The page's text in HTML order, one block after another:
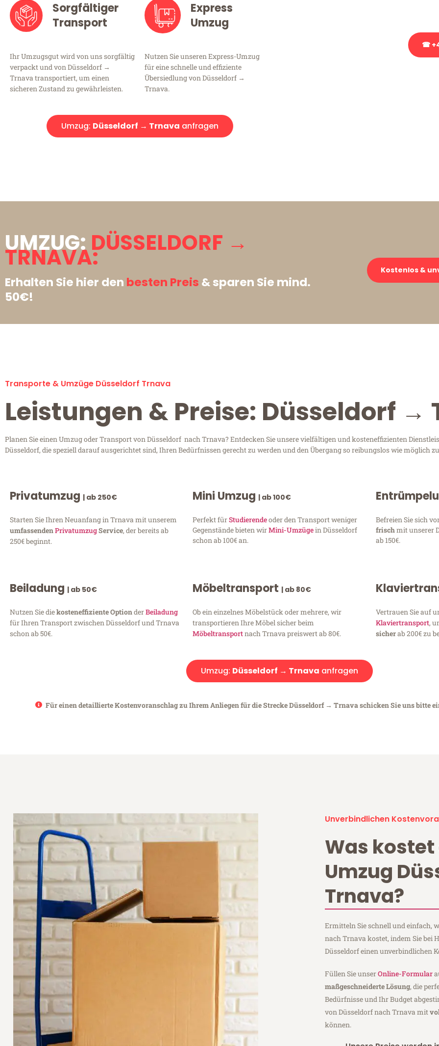
Sorgfältiger
Transport
Ihr Umzugsgut wird von uns sorgfältig
verpackt und von Düsseldorf →
Trnava transportiert, um einen
sicheren Zustand zu gewährleisten.
Express
Umzug
Nutzen Sie unseren Express-Umzug
für eine schnelle und effiziente
Übersiedlung von Düsseldorf →
Trnava.
Umzug: Düsseldorf → Trnava anfragen
☎
UMZUG:DÜSSELDORF →
TRNAVA:
Erhalten Sie hier den besten Preis & sparen Sie mind.
50€!
Kostenlos &
Transporte & Umzüge Düsseldorf Trnava
Leistungen & Preise: Düsseldorf →
Planen Sie einen Umzug oder Transport von Düsseldorf nach Trnava? Entdecken Sie unsere vielfältigen und kosteneffizienten
Düsseldorf, die speziell darauf ausgerichtet sind, Ihren Bedürfnissen gerecht zu werden und den Übergang so reibungslos wie möglich
Privatumzug | ab 250€
Starten Sie Ihren Neuanfang in Trnava mit unserem
umfassendenPrivatumzugService, der bereits ab
250€ beginnt.
Mini Umzug | ab 100€
Perfekt fürStudierendeoder den Transport weniger
Gegenstände bieten wirMini-Umzügein Düsseldorf
schon ab 100€ an.
Befreien Sie sich
frischmit unserer
ab 150€.
Beiladung | ab 50€
Nutzen Sie diekosteneffiziente OptionderBeiladung
für Ihren Transport zwischen Düsseldorf und Trnava
schon ab 50€.
Möbeltransport | ab 80€
Ob ein einzelnes Möbelstück oder mehrere, wir
transportieren Ihre Möbel sicher beim
Möbeltransportnach Trnava preiswert ab 80€.
Vertrauen Sie auf
Klaviertransport,
sicherab 200€ zu
Umzug: Düsseldorf → Trnava anfragen
Für einen detaillierte Kostenvoranschlag zu Ihrem Anliegen für die Strecke Düsseldorf → Trnava schicken Sie uns bitte
Unverbindlichen
Was kostet
Umzug
Trnava?
Ermitteln Sie schnell und einfach,
nach Trnava kostet, indem Sie bei
Düsseldorf einen unverbindlichen
Füllen Sie unserOnline-Formular
maßgeschneiderte Lösung, die
Bedürfnisse und Ihr Budget
von Düsseldorf nach Trnava mit
können.